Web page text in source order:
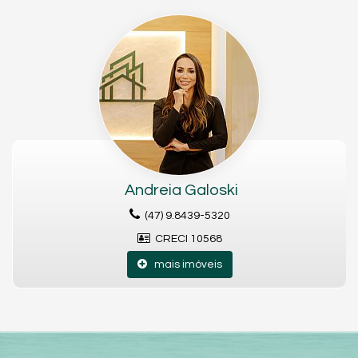
Este sobrado é verdadeiramente uma joia na Praia de
Itaguaçu, combinando luxo, conforto e a melhor vida de praia
que você pode imaginar!
Características do Imóvel
Acabamento em Gesso
Espaço Gourmet
Andreia Galoski
(47) 9.8439-5320
CRECI 10568
mais imóveis